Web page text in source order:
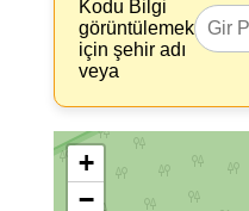
Kodu Bilgi
görüntülemek
için şehir adı
veya
+
−